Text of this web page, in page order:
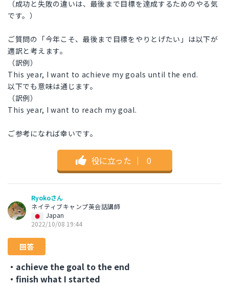
（成功と失敗の違いは、最後まで目標を達成するためのやる気
です。）
ご質問の「今年こそ、最後まで目標をやりとげたい」は以下が
適訳と考えます。
（訳例）
This year, I want to achieve my goals until the end.
以下でも意味は通じます。
（訳例）
This year, I want to reach my goal.
ご参考になれば幸いです。
役に立った ｜ 0
Ryokoさん
ネイティブキャンプ英会話講師
Japan
2022/10/08 19:44
回答
・achieve the goal to the end
・finish what I started